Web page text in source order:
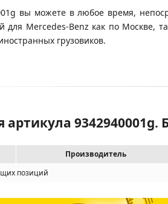
вы можете в любое время,
для Mercedes-Benz как по
грузовиков.
артикула 9342940001g.
Производитель
позиций